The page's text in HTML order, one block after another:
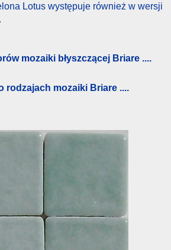
Lotus występuje również w wersji
.
mozaiki błyszczącej Briare ....
rodzajach mozaiki Briare ....